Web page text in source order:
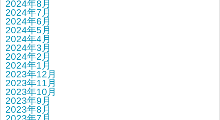
2024年8月
2024年7月
2024年6月
2024年5月
2024年4月
2024年3月
2024年2月
2024年1月
2023年12月
2023年11月
2023年10月
2023年9月
2023年8月